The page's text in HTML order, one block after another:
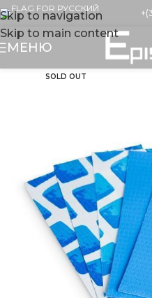
Skip to navigation
Skip to main content
МЕНЮ
SOLD OUT